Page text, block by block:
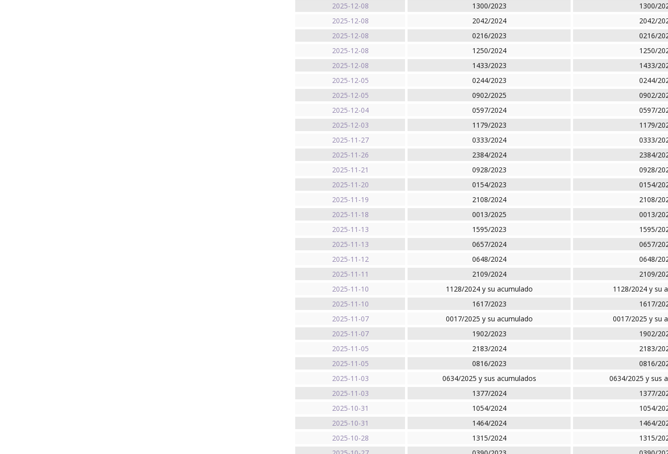
2025-12-08
1300/2023
1300/
2025-12-08
2042/2024
2042/
2025-12-08
0216/2023
0216/
2025-12-08
1250/2024
1250/
2025-12-08
1433/2023
1433/
2025-12-05
0244/2023
0244/
2025-12-05
0902/2025
0902/
2025-12-04
0597/2024
0597/
2025-12-03
1179/2023
1179/
2025-11-27
0333/2024
0333/
2025-11-26
2384/2024
2384/
2025-11-21
0928/2023
0928/
2025-11-20
0154/2023
0154/
2025-11-19
2108/2024
2108/
2025-11-18
0013/2025
0013/
2025-11-13
1595/2023
1595/
2025-11-13
0657/2024
0657/
2025-11-12
0648/2024
0648/
2025-11-11
2109/2024
2109/
2025-11-10
1128/2024 y su acumulado
1128/2024 y su
2025-11-10
1617/2023
1617/
2025-11-07
0017/2025 y su acumulado
0017/2025 y su
2025-11-07
1902/2023
1902/
2025-11-05
2183/2024
2183/
2025-11-05
0816/2023
0816/
2025-11-03
0634/2025 y sus acumulados
0634/2025 y sus
2025-11-03
1377/2024
1377/
2025-10-31
1054/2024
1054/
2025-10-31
1464/2024
1464/
2025-10-28
1315/2024
1315/